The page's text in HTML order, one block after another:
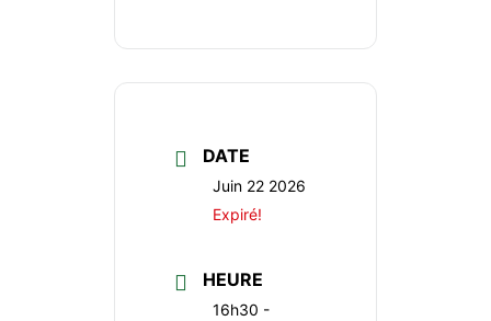
DATE
Juin 22 2026
Expiré!
HEURE
16h30 -